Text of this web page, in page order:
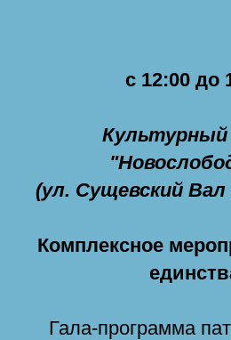
с 12:00 до
(ул. Сущевский
Комплексное
Гала-программа